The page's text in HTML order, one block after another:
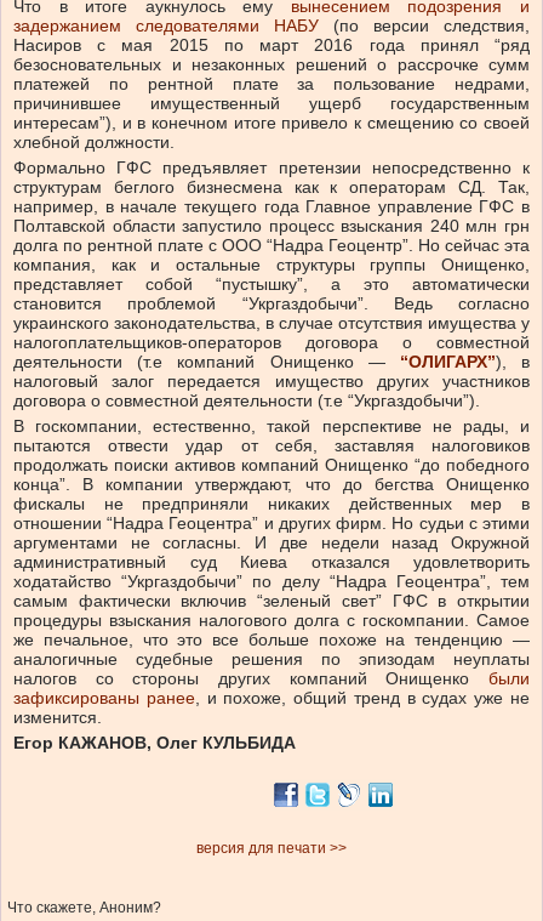
Что в итоге аукнулось ему вынесением подозрения и
задержанием следователями НАБУ (по версии следствия,
Насиров с мая 2015 по март 2016 года принял “ряд
безосновательных и незаконных решений о рассрочке сумм
платежей по рентной плате за пользование недрами,
причинившее имущественный ущерб государственным
интересам”), и в конечном итоге привело к смещению со своей
хлебной должности.
Формально ГФС предъявляет претензии непосредственно к
структурам беглого бизнесмена как к операторам СД. Так,
например, в начале текущего года Главное управление ГФС в
Полтавской области запустило процесс взыскания 240 млн грн
долга по рентной плате с ООО “Надра Геоцентр”. Но сейчас эта
компания, как и остальные структуры группы Онищенко,
представляет собой “пустышку”, а это автоматически
становится проблемой “Укргаздобычи”. Ведь согласно
украинского законодательства, в случае отсутствия имущества у
налогоплательщиков-операторов договора о совместной
деятельности (т.е компаний Онищенко — “ОЛИГАРХ”), в
налоговый залог передается имущество других участников
договора о совместной деятельности (т.е “Укргаздобычи”).
В госкомпании, естественно, такой перспективе не рады, и
пытаются отвести удар от себя, заставляя налоговиков
продолжать поиски активов компаний Онищенко “до победного
конца”. В компании утверждают, что до бегства Онищенко
фискалы не предприняли никаких действенных мер в
отношении “Надра Геоцентра” и других фирм. Но судьи с этими
аргументами не согласны. И две недели назад Окружной
административный суд Киева отказался удовлетворить
ходатайство “Укргаздобычи” по делу “Надра Геоцентра”, тем
самым фактически включив “зеленый свет” ГФС в открытии
процедуры взыскания налогового долга с госкомпании. Самое
же печальное, что это все больше похоже на тенденцию —
аналогичные судебные решения по эпизодам неуплаты
налогов со стороны других компаний Онищенко были
зафиксированы ранее, и похоже, общий тренд в судах уже не
изменится.
Егор КАЖАНОВ, Олег КУЛЬБИДА
версия для печати >>
Что скажете, Аноним?